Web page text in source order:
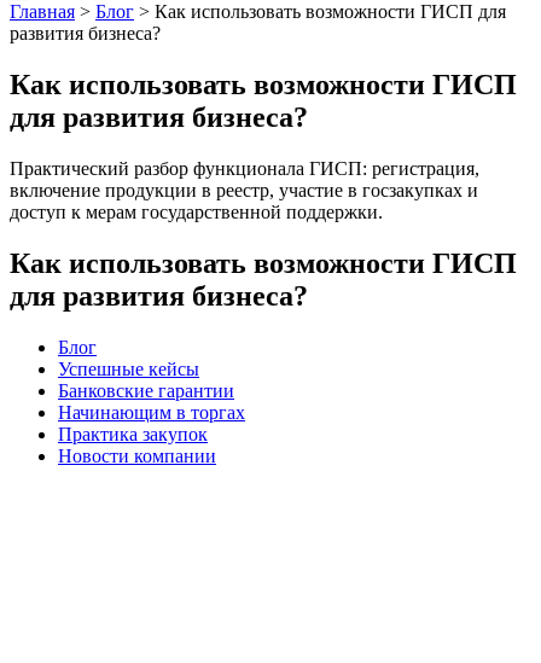
Главная > Блог > Как использовать возможности ГИСП для
развития бизнеса?
Как использовать возможности ГИСП
для развития бизнеса?
Практический разбор функционала ГИСП: регистрация,
включение продукции в реестр, участие в госзакупках и
доступ к мерам государственной поддержки.
Как использовать возможности ГИСП
для развития бизнеса?
Блог
Успешные кейсы
Банковские гарантии
Начинающим в торгах
Практика закупок
Новости компании